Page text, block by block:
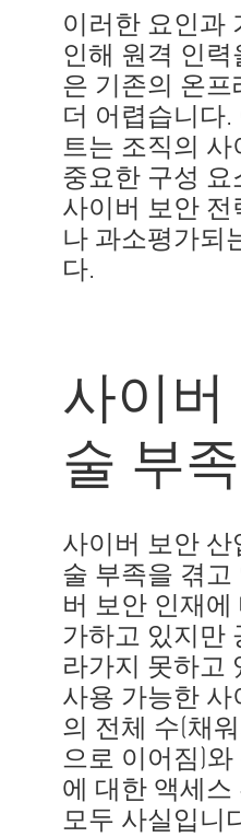
이러한 요인과
인해 원격 인
은 기존의 온
더 어렵습니다
트는 조직의
중요한 구성
사이버 보안
나 과소평가되
다.
사이버
술 부족
사이버 보안
술 부족을 겪
버 보안 인재
가하고 있지만
라가지 못하고
사용 가능한
의 전체 수(채
으로 이어짐)
에 대한 액세
모두 사실입니